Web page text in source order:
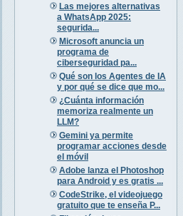
Las mejores alternativas
a WhatsApp 2025:
segurida...
Microsoft anuncia un
programa de
ciberseguridad pa...
Qué son los Agentes de IA
y por qué se dice que mo...
¿Cuánta información
memoriza realmente un
LLM?
Gemini ya permite
programar acciones desde
el móvil
Adobe lanza el Photoshop
para Android y es gratis ...
CodeStrike, el videojuego
gratuito que te enseña P...